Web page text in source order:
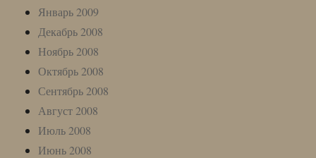
Январь 2009
Декабрь 2008
Ноябрь 2008
Октябрь 2008
Сентябрь 2008
Август 2008
Июль 2008
Июнь 2008